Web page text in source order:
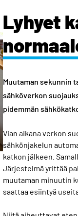
Lyhyet
Muutaman sekunnin
sähköverkon
pidemmän
Vian aikana verkon
sähkönjakelun
katkon jälkeen.
Järjestelmä yrittää
muutaman minuutin
saattaa esiintyä